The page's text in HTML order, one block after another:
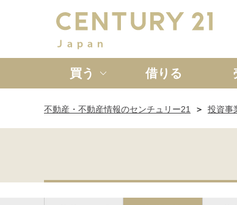
買う
新築一戸建て 中
借りる
不動産・不動産情報のセンチュリー21 投資事